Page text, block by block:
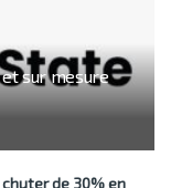
sur mesure
de 30% en